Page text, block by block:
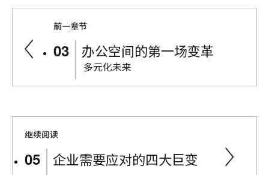
前一章节
办公空间的第一场变革
多元化未来
继续阅读
企业需要应对的四大巨变